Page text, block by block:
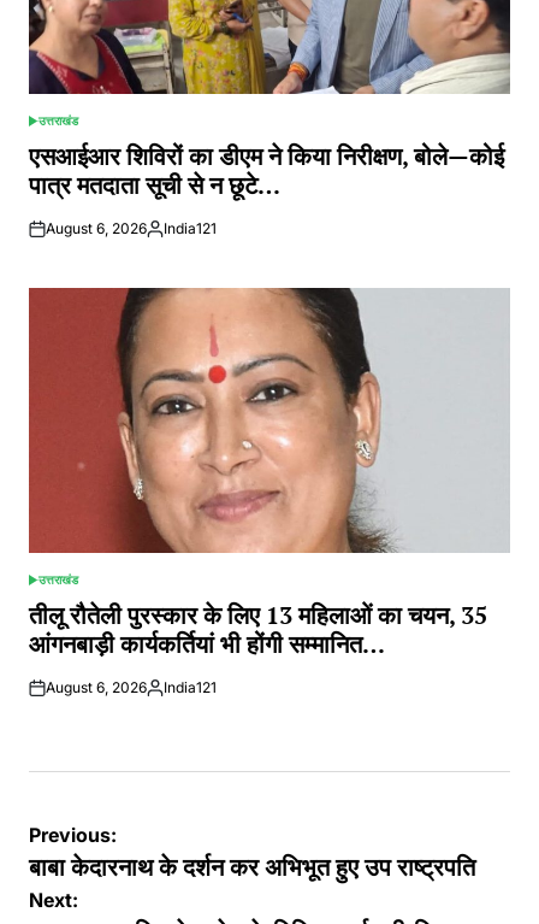
POSTED
IN
उत्तराखंड
एसआईआर शिविरों का डीएम ने किया निरीक्षण, बोले—कोई
पात्र मतदाता सूची से न छूटे…
August 6, 2026Posted
India121
POSTED
IN
उत्तराखंड
तीलू रौतेली पुरस्कार के लिए 13 महिलाओं का चयन, 35
आंगनबाड़ी कार्यकर्तियां भी होंगी सम्मानित…
August 6, 2026Posted
India121
Post
navigation
Previous:
बाबा केदारनाथ के दर्शन कर अभिभूत हुए उप राष्ट्रपति
Next: